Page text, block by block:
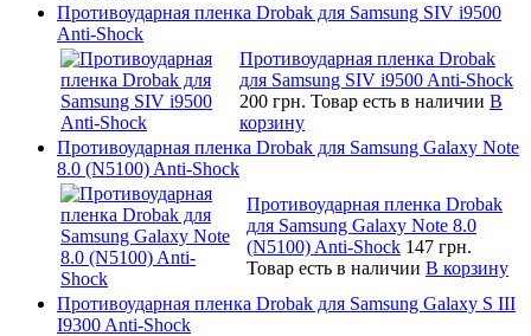
Противоударная пленка Drobak для Samsung SIV i9500
Anti-Shock
Противоударная пленка Drobak
для Samsung SIV i9500 Anti-Shock
200 грн. Товар есть в наличии В
корзину
Противоударная пленка Drobak для Samsung Galaxy Note
8.0 (N5100) Anti-Shock
Противоударная пленка Drobak
для Samsung Galaxy Note 8.0
(N5100) Anti-Shock 147 грн.
Товар есть в наличии В корзину
Противоударная пленка Drobak для Samsung Galaxy S III
I9300 Anti-Shock